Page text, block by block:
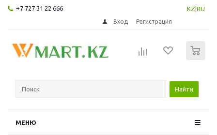
+7 727 31 22 666 KZ RU
Вход Регистрация
Найти
МЕНЮ